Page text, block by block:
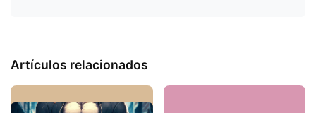
Artículos relacionados